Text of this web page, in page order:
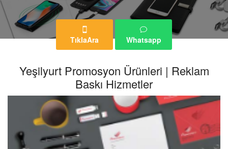
TıklaAra Whatsapp
Yeşilyurt Promosyon Ürünleri | Reklam
Baskı Hizmetler